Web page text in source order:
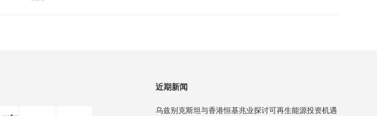
近期新闻
乌兹别克斯坦与香港恒基兆业探讨可再生能源投资机遇